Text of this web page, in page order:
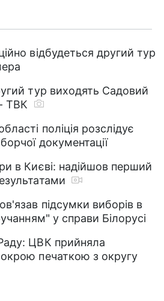
відбудеться другий тур
тур виходять Садовий
ТВК
поліція розслідує
документації
в Києві: надійшов перший
підсумки виборів в
у справи Білорусі
ЦВК прийняла
печаткою з округу